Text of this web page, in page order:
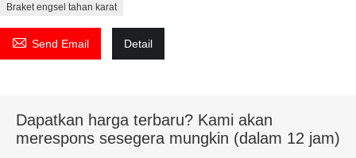
Braket engsel tahan karat
 Send Email Detail
Dapatkan harga terbaru? Kami akan
merespons sesegera mungkin (dalam 12 jam)